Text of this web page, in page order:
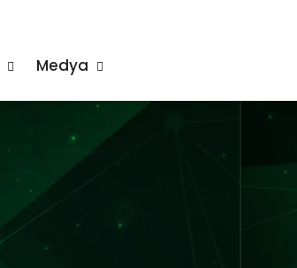
Medya